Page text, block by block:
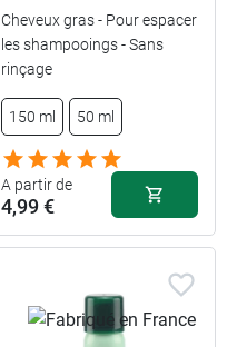
Cheveux gras - Pour espacer
les shampooings - Sans
rinçage
150 ml 50 ml
A partir de
4,99 €